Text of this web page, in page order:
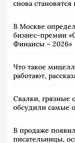
снова
В Москве
бизнес-премии
Финансы – 2026»
Что такое
работают,
Свалки, грязные
обсудили самые
В продаже
писательницы,